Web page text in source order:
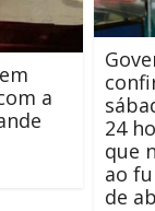
a
24
que
ao
de